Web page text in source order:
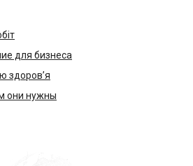
для бизнеса
здоров’я
они нужны